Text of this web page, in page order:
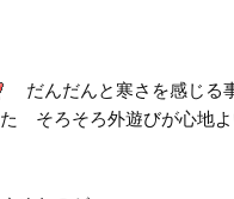
だんだんと寒さを感じる
そろそろ外遊びが心地